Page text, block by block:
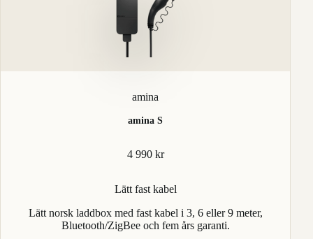
amina
amina S
4 990 kr
Lätt fast kabel
Lätt norsk laddbox med fast kabel i 3, 6 eller 9 meter,
Bluetooth/ZigBee och fem års garanti.